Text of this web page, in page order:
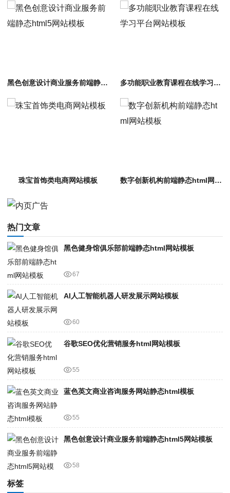
黑色创意设计商业服务前端静态html5网站模板 多功能职业教育课程在线学习平台网站模板
珠宝首饰类电商网站模板 数字创新机构前端静态html网站模板
热门文章
黑色健身馆俱乐部前端静态html网站模板
67
AI人工智能机器人研发展示网站模板
60
谷歌SEO优化营销服务html网站模板
55
蓝色英文商业咨询服务网站静态html模板
55
黑色创意设计商业服务前端静态html5网站模板
58
标签